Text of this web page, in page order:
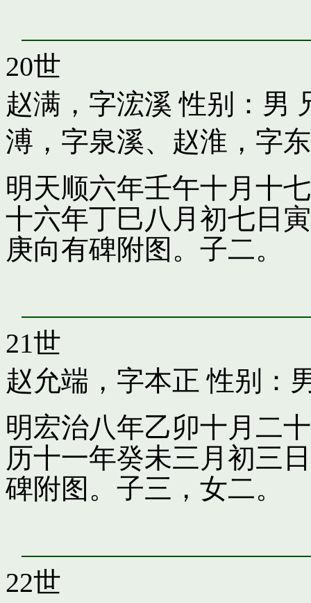
20世
赵满，字浤溪 性别：男
溥，字泉溪、 赵淮，字
明天顺六年壬午十月十
十六年丁巳八月初七日
庚向有碑附图。子二。
21世
赵允端，字本正 性别：
明宏治八年乙卯十月二
历十一年癸未三月初三
碑附图。子三，女二。
22世